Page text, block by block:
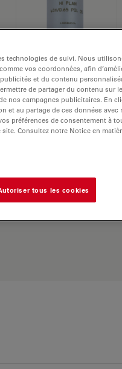
technologies de suivi. Nous
vos coordonnées, afin
et du contenu
de partager du contenu sur
nos campagnes publicitaires. En
et au partage de ces données avec
préférences de consentement à
Consultez notre Notice en
tous les cookies